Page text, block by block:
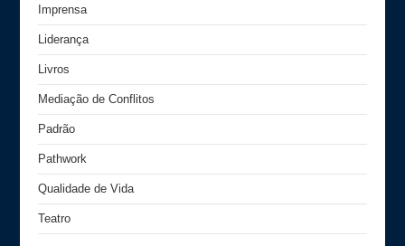
Imprensa
Liderança
Livros
Mediação de Conflitos
Padrão
Pathwork
Qualidade de Vida
Teatro